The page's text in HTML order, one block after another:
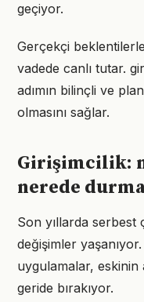
geçiyor.
Gerçekçi
vadede canlı tutar.
adımın bilinçli ve
olmasını sağlar.
Girişimcilik:
nerede
Son yıllarda serbest
değişimler
uygulamalar, eskinin
geride bırakıyor.